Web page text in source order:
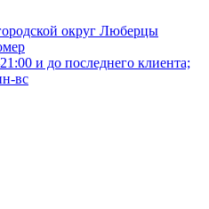
округ Люберцы
и до последнего клиента;
вс